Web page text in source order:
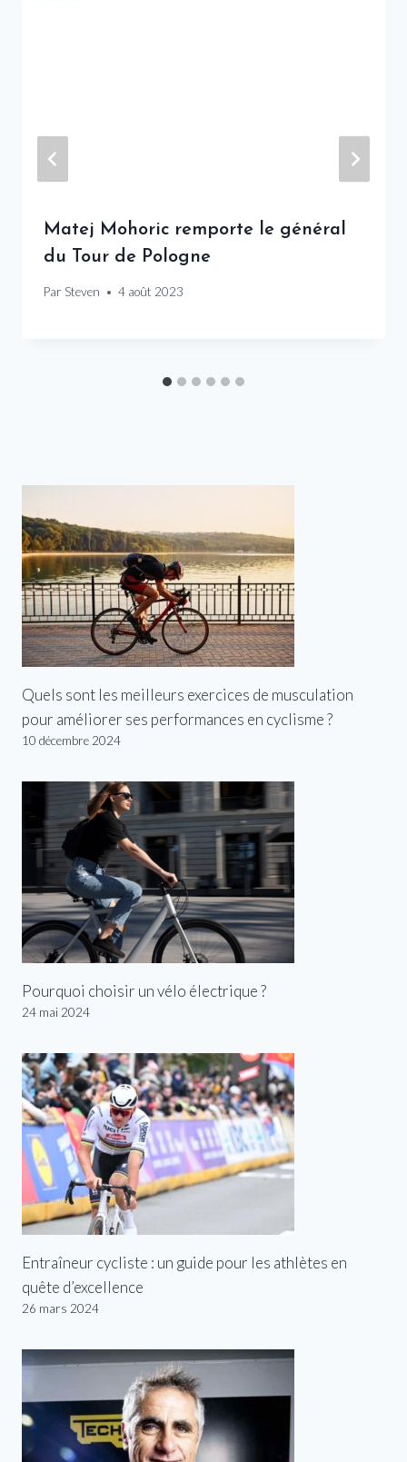
Matej Mohoric remporte le général
du Tour de Pologne
Par Steven 4 août 2023
Quels sont les meilleurs exercices de musculation
pour améliorer ses performances en cyclisme ?
10 décembre 2024
Pourquoi choisir un vélo électrique ?
24 mai 2024
Entraîneur cycliste : un guide pour les athlètes en
quête d’excellence
26 mars 2024